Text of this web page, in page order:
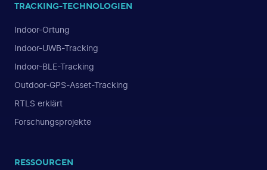
TRACKING-TECHNOLOGIEN
Indoor-Ortung
Indoor-UWB-Tracking
Indoor-BLE-Tracking
Outdoor-GPS-Asset-Tracking
RTLS erklärt
Forschungsprojekte
RESSOURCEN